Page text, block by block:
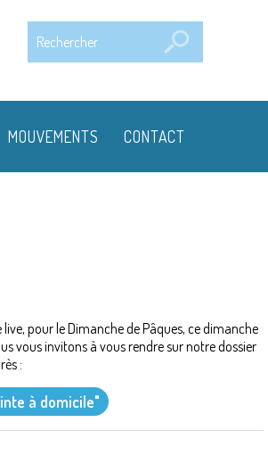
MOUVEMENTS CONTACT
pour le Dimanche de Pâques, ce dimanche
vous invitons à vous rendre sur notre dossier
:
à domicile"